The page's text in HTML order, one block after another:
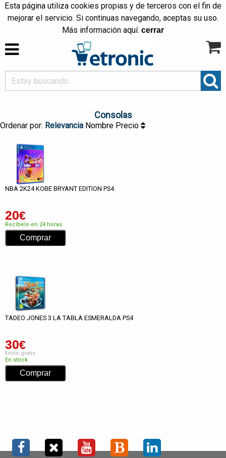
Esta página utiliza cookies propias y de terceros con el fin de
mejorar el servicio. Si continuas navegando, aceptas su uso.
Más información aquí. cerrar
Consolas
Ordenar por: Relevancia Nombre Precio
NBA 2K24 KOBE BRYANT EDITION PS4
20€
Recíbelo en 24 horas
TADEO JONES 3 LA TABLA ESMERALDA PS4
30€
Envío gratis
En stock